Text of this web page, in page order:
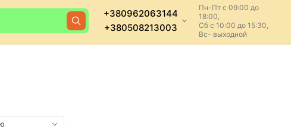
+380962063144
+380508213003
Пн-Пт с 09:00 до
18:00,
Сб с 10:00 до 15:30,
Вс- выходной